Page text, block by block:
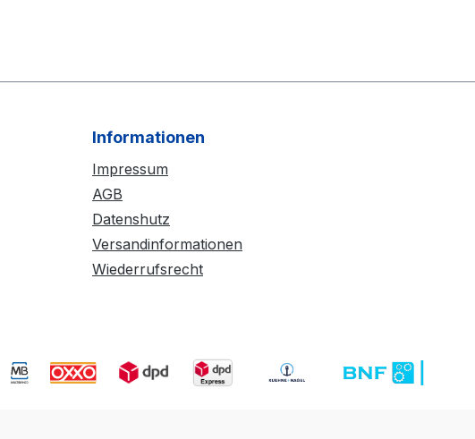
Informationen
Impressum
AGB
Datenshutz
Versandinformationen
Wiederrufsrecht